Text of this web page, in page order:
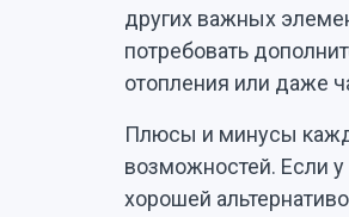
других важных
потребовать
отопления или даже
Плюсы и минусы
возможностей. Если
хорошей